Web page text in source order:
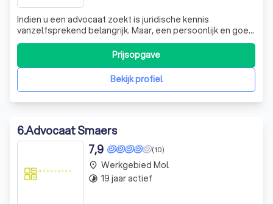
Indien u een advocaat zoekt is juridische kennis
vanzelfsprekend belangrijk. Maar, een persoonlijk en goed
contact met de advocaat van uw keuze is even belangrijk.
Vandaar dat wij een grondig en regelmatig overleg met
onze cliënten essentieel vinden. Een advocaat maakt het
verschil door de feiten juBekijk profiel
Prijsopgave
6.Advocaat Smaers
(10)
7,9
place Werkgebied Mol
timelapse 19 jaar actief